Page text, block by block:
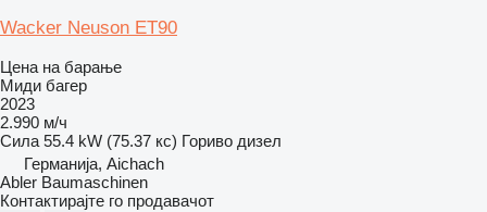
Wacker Neuson ET90
Цена на барање
Миди багер
2023
2.990 м/ч
Сила 55.4 kW (75.37 кс) Гориво дизел
Германија, Aichach
Abler Baumaschinen
Контактирајте го продавачот